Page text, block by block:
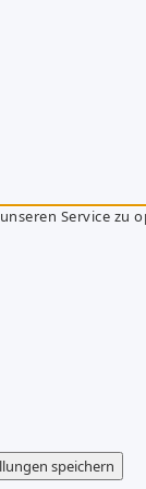
Service zu
speichern